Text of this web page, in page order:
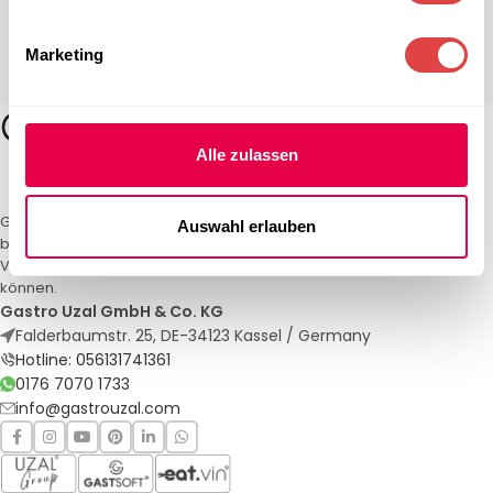
Marketing
Alle zulassen
Auswahl erlauben
Gastro Uzal – Ihr Spezialist für Gastronomiemöbel und -textilien. Wir
bieten maßgeschneiderte Lösungen für Restaurants, Hotels und
Veranstaltungen. Qualität und Service, auf die Sie sich verlassen
können.
Gastro Uzal GmbH & Co. KG
Falderbaumstr. 25, DE-34123 Kassel / Germany
Hotline: 056131741361
0176 7070 1733
info@gastrouzal.com